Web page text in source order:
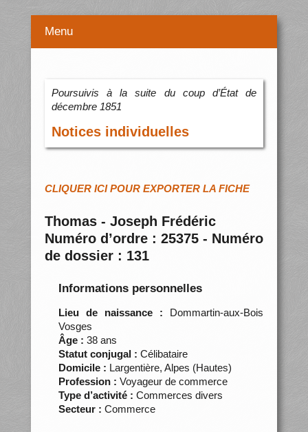
Menu
Poursuivis à la suite du coup d’État de
décembre 1851
Notices individuelles
CLIQUER ICI POUR EXPORTER LA FICHE
Thomas - Joseph Frédéric
Numéro d’ordre : 25375 - Numéro
de dossier : 131
Informations personnelles
Lieu de naissance : Dommartin-aux-Bois
Vosges
Âge : 38 ans
Statut conjugal : Célibataire
Domicile : Largentière, Alpes (Hautes)
Profession : Voyageur de commerce
Type d’activité : Commerces divers
Secteur : Commerce